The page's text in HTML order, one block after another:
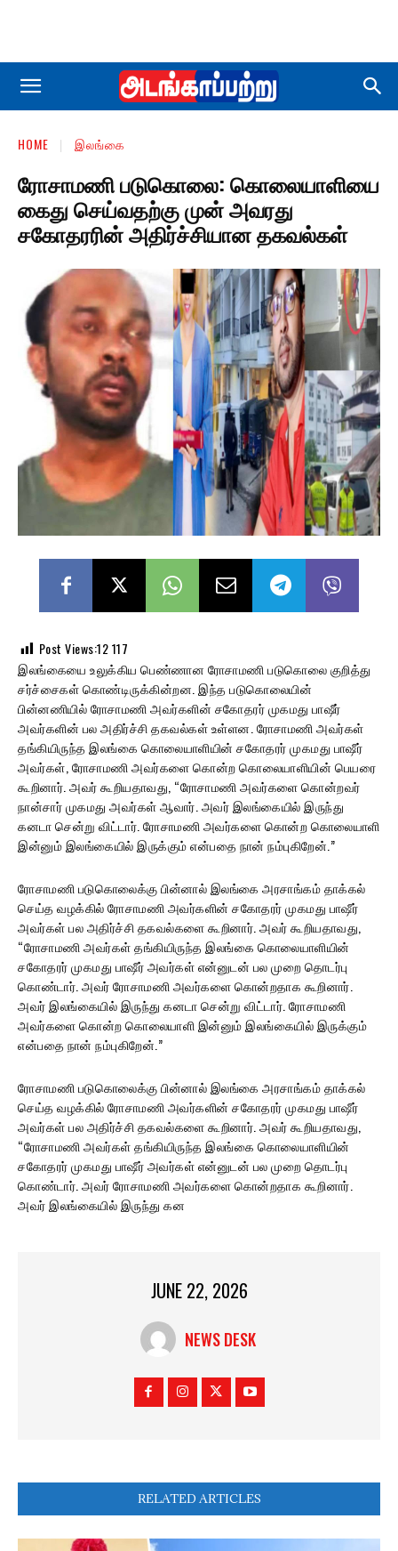
HOME இலங்கை
ரோசாமணி படுகொலை: கொலையாளியை
கைது செய்வதற்கு முன் அவரது
சகோதரரின் அதிர்ச்சியான தகவல்கள்
Post Views:12117
இலங்கையை உலுக்கிய பெண்ணான ரோசாமணி படுகொலை குறித்து
சர்ச்சைகள் கொண்டிருக்கின்றன. இந்த படுகொலையின்
பின்னணியில் ரோசாமணி அவர்களின் சகோதரர் முகமது பாஷீர்
அவர்களின் பல அதிர்ச்சி தகவல்கள் உள்ளன. ரோசாமணி அவர்கள்
தங்கியிருந்த இலங்கை கொலையாளியின் சகோதரர் முகமது பாஷீர்
அவர்கள், ரோசாமணி அவர்களை கொன்ற கொலையாளியின் பெயரை
கூறினார். அவர் கூறியதாவது, “ரோசாமணி அவர்களை கொன்றவர்
நான்சார் முகமது அவர்கள் ஆவார். அவர் இலங்கையில் இருந்து
கனடா சென்று விட்டார். ரோசாமணி அவர்களை கொன்ற கொலையாளி
இன்னும் இலங்கையில் இருக்கும் என்பதை நான் நம்புகிறேன்.”
ரோசாமணி படுகொலைக்கு பின்னால் இலங்கை அரசாங்கம் தாக்கல்
செய்த வழக்கில் ரோசாமணி அவர்களின் சகோதரர் முகமது பாஷீர்
அவர்கள் பல அதிர்ச்சி தகவல்களை கூறினார். அவர் கூறியதாவது,
“ரோசாமணி அவர்கள் தங்கியிருந்த இலங்கை கொலையாளியின்
சகோதரர் முகமது பாஷீர் அவர்கள் என்னுடன் பல முறை தொடர்பு
கொண்டார். அவர் ரோசாமணி அவர்களை கொன்றதாக கூறினார்.
அவர் இலங்கையில் இருந்து கனடா சென்று விட்டார். ரோசாமணி
அவர்களை கொன்ற கொலையாளி இன்னும் இலங்கையில் இருக்கும்
என்பதை நான் நம்புகிறேன்.”
ரோசாமணி படுகொலைக்கு பின்னால் இலங்கை அரசாங்கம் தாக்கல்
செய்த வழக்கில் ரோசாமணி அவர்களின் சகோதரர் முகமது பாஷீர்
அவர்கள் பல அதிர்ச்சி தகவல்களை கூறினார். அவர் கூறியதாவது,
“ரோசாமணி அவர்கள் தங்கியிருந்த இலங்கை கொலையாளியின்
சகோதரர் முகமது பாஷீர் அவர்கள் என்னுடன் பல முறை தொடர்பு
கொண்டார். அவர் ரோசாமணி அவர்களை கொன்றதாக கூறினார்.
அவர் இலங்கையில் இருந்து கன
JUNE 22, 2026
NEWS DESK
RELATED ARTICLES